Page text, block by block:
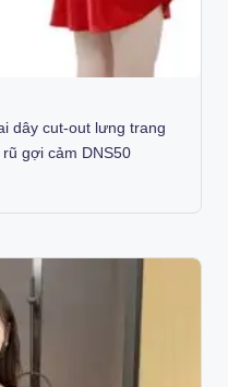
dây cut-out lưng trang
gợi cảm DNS50